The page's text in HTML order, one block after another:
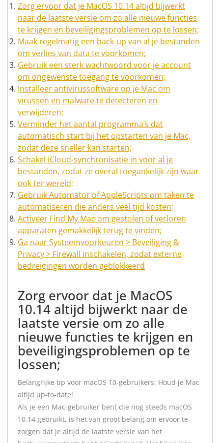
Zorg ervoor dat je MacOS 10.14 altijd bijwerkt
naar de laatste versie om zo alle nieuwe functies
te krijgen en beveiligingsproblemen op te lossen;
Maak regelmatig een back-up van al je bestanden
om verlies van data te voorkomen;
Gebruik een sterk wachtwoord voor je account
om ongewenste toegang te voorkomen;
Installeer antivirussoftware op je Mac om
virussen en malware te detecteren en
verwijderen;
Verminder het aantal programma’s dat
automatisch start bij het opstarten van je Mac,
zodat deze sneller kan starten;
Schakel iCloud-synchronisatie in voor al je
bestanden, zodat ze overal toegankelijk zijn waar
ook ter wereld;
Gebruik Automator of AppleScripts om taken te
automatiseren die anders veel tijd kosten;
Activeer Find My Mac om gestolen of verloren
apparaten gemakkelijk terug te vinden;
Ga naar Systeemvoorkeuren > Beveiliging &
Privacy > Firewall inschakelen, zodat externe
bedreigingen worden geblokkeerd
Zorg ervoor dat je MacOS
10.14 altijd bijwerkt naar de
laatste versie om zo alle
nieuwe functies te krijgen en
beveiligingsproblemen op te
lossen;
Belangrijke tip voor macOS 10-gebruikers: Houd je Mac
altijd up-to-date!
Als je een Mac-gebruiker bent die nog steeds macOS
10.14 gebruikt, is het van groot belang om ervoor te
zorgen dat je altijd de laatste versie van het